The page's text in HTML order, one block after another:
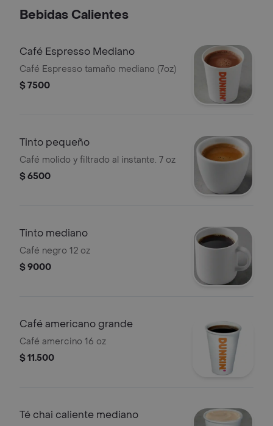
Bebidas Calientes
Café Espresso Mediano
Café Espresso tamaño mediano (7oz)
$ 7500
Tinto pequeño
Café molido y filtrado al instante. 7 oz
$ 6500
Tinto mediano
Café negro 12 oz
$ 9000
Café americano grande
Café amercino 16 oz
$ 11.500
Té chai caliente mediano